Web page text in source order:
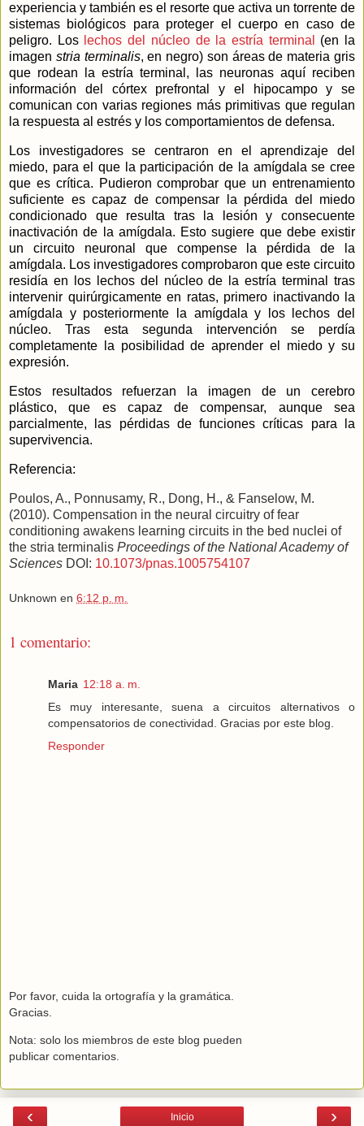
experiencia y también es el resorte que activa un torrente de
sistemas biológicos para proteger el cuerpo en caso de
peligro. Los lechos del núcleo de la estría terminal
(en la
imagen stria terminalis, en negro) son áreas de materia gris
que rodean la estría terminal, las neuronas aquí reciben
información del córtex prefrontal y el hipocampo y se
comunican con varias regiones más primitivas que regulan
la respuesta al estrés y los comportamientos de defensa.
Los investigadores se centraron en el aprendizaje del
miedo, para el que la participación de la amígdala se cree
que es crítica. Pudieron comprobar que un entrenamiento
suficiente es capaz de compensar la pérdida del miedo
condicionado que resulta tras la lesión y consecuente
inactivación de la amígdala. Esto sugiere que debe existir
un circuito neuronal que compense la pérdida de la
amígdala. Los investigadores comprobaron que este circuito
residía en los lechos del núcleo de la estría terminal tras
intervenir quirúrgicamente en ratas, primero inactivando la
amígdala y posteriormente la amígdala y los lechos del
núcleo. Tras esta segunda intervención se perdía
completamente la posibilidad de aprender el miedo y su
expresión.
Estos resultados refuerzan la imagen de un cerebro
plástico, que es capaz de compensar, aunque sea
parcialmente, las pérdidas de funciones críticas para la
supervivencia.
Referencia:
Poulos, A., Ponnusamy, R., Dong, H., & Fanselow, M.
(2010). Compensation in the neural circuitry of fear
conditioning awakens learning circuits in the bed nuclei of
the stria terminalis Proceedings of the National Academy of
Sciences DOI: 10.1073/pnas.1005754107
Unknown en 6:12 p. m.
1 comentario:
Maria 12:18 a. m.
Es muy interesante, suena a circuitos alternativos o
compensatorios de conectividad. Gracias por este blog.
Responder
Por favor, cuida la ortografía y la gramática.
Gracias.
Nota: solo los miembros de este blog pueden
publicar comentarios.
‹ ›
Inicio